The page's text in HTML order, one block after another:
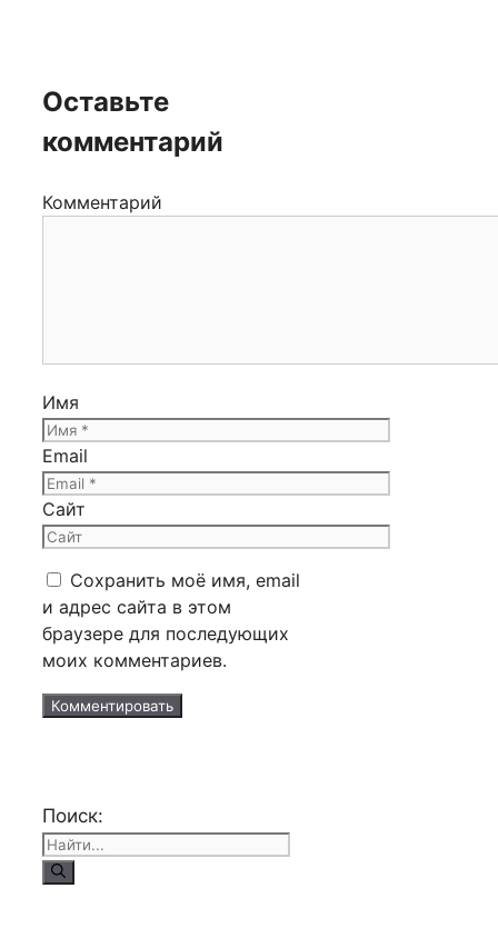
Оставьте
комментарий
Комментарий
Имя
Email
Сайт
Сохранить моё имя, email
и адрес сайта в этом
браузере для последующих
моих комментариев.
Поиск: